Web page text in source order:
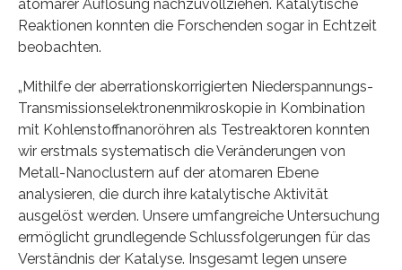
atomarer Auflösung nachzuvollziehen. Katalytische
Reaktionen konnten die Forschenden sogar in Echtzeit
beobachten.
„Mithilfe der aberrationskorrigierten Niederspannungs-
Transmissionselektronenmikroskopie in Kombination
mit Kohlenstoffnanoröhren als Testreaktoren konnten
wir erstmals systematisch die Veränderungen von
Metall-Nanoclustern auf der atomaren Ebene
analysieren, die durch ihre katalytische Aktivität
ausgelöst werden. Unsere umfangreiche Untersuchung
ermöglicht grundlegende Schlussfolgerungen für das
Verständnis der Katalyse. Insgesamt legen unsere